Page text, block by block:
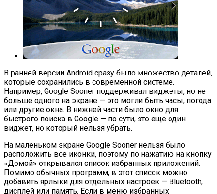
В ранней версии Android сразу было множество деталей,
которые сохранились в современной системе.
Например, Google Sooner поддерживал виджеты, но не
больше одного на экране — это могли быть часы, погода
или другие окна. В нижней части было окно для
быстрого поиска в Google — по сути, это еще один
виджет, но который нельзя убрать.
На маленьком экране Google Sooner нельзя было
расположить все иконки, поэтому по нажатию на кнопку
«Домой» открывался список избранных приложений.
Помимо обычных программ, в этот список можно
добавить ярлыки для отдельных настроек — Bluetooth,
дисплей или память. Если в меню избранных